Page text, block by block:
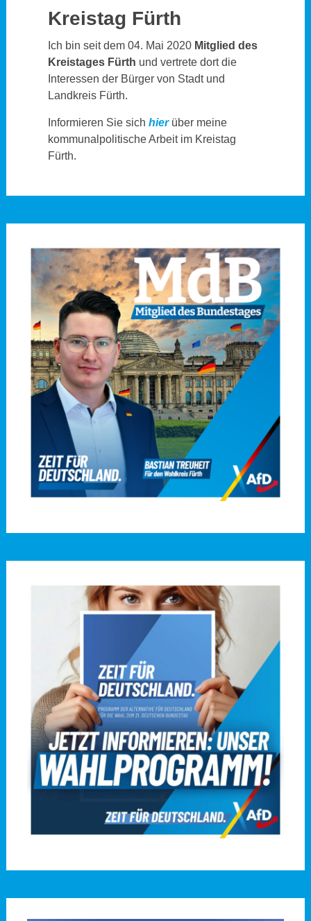
Kreistag Fürth
Ich bin seit dem 04. Mai 2020 Mitglied des
Kreistages Fürth und vertrete dort die
Interessen der Bürger von Stadt und
Landkreis Fürth.
Informieren Sie sich hierüber meine
kommunalpolitische Arbeit im Kreistag
Fürth.